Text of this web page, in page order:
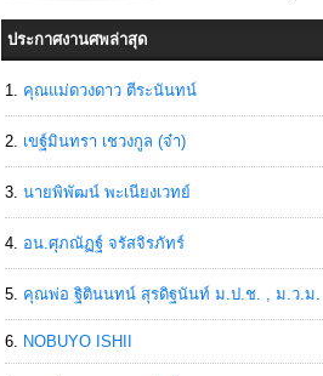
ประกาศงานศพล่าสุด
คุณแม่ดวงดาว ตีระนันทน์
เขฐ์มินทรา เชวงกูล (จ๋า)
นายพิพัฒน์ พะเนียงเวทย์
อน.ศุภณัฏฐ์ จรัสจิรภัทร์
คุณพ่อ ฐิตินนทน์ สุรดิฐนันท์ ม.ป.ช. , ม.ว.ม.
NOBUYO ISHII